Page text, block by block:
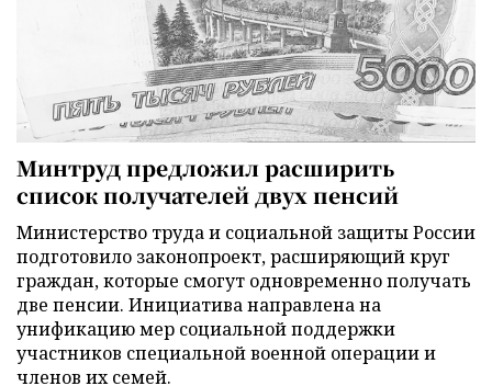
Минтруд предложил расширить
список получателей двух пенсий
Министерство труда и социальной защиты России
подготовило законопроект, расширяющий круг
граждан, которые смогут одновременно получать
две пенсии. Инициатива направлена на
унификацию мер социальной поддержки
участников специальной военной операции и
членов их семей.